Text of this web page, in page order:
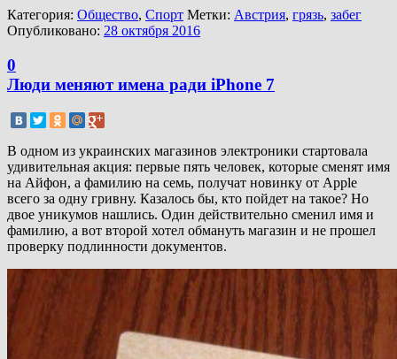
Категория: Общество, Спорт Метки: Австрия, грязь, забег
Опубликовано: 28 октября 2016
0
Люди меняют имена ради iPhone 7
В одном из украинских магазинов электроники стартовала
удивительная акция: первые пять человек, которые сменят имя
на Айфон, а фамилию на семь, получат новинку от Apple
всего за одну гривну. Казалось бы, кто пойдет на такое? Но
двое уникумов нашлись. Один действительно сменил имя и
фамилию, а вот второй хотел обмануть магазин и не прошел
проверку подлинности документов.